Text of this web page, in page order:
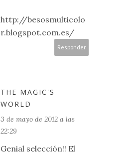
http://besosmulticolo
r.blogspot.com.es/
Responder
THE MAGIC'S
WORLD
3 de mayo de 2012 a las
22:29
Genial selección!! El